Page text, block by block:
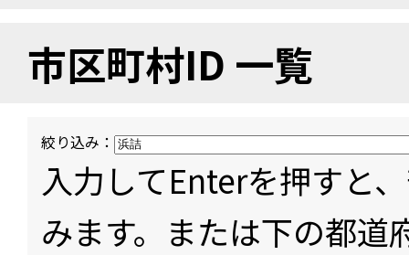
市区町村ID 一覧
絞り込み：
入力してEnterを押すと
みます。または下の都道